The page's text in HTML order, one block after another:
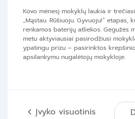
Kovo mėnesį mokyklų laukia ir
„Mąstau. Rūšiuoju. Gyvuoju!” etapas,
renkamos baterijų atliekos. Gegužės
metu aktyviausiai pasirodžiusi
ypatingu prizu – pasirinktos
apsilankymu nugalėtojų mokykloje.
Navigacija
Įvyko visuotinis